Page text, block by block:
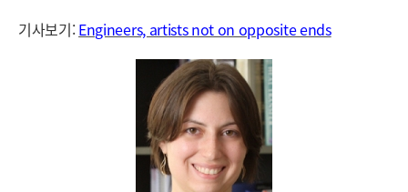
기사보기:Engineers, artists not on opposite ends